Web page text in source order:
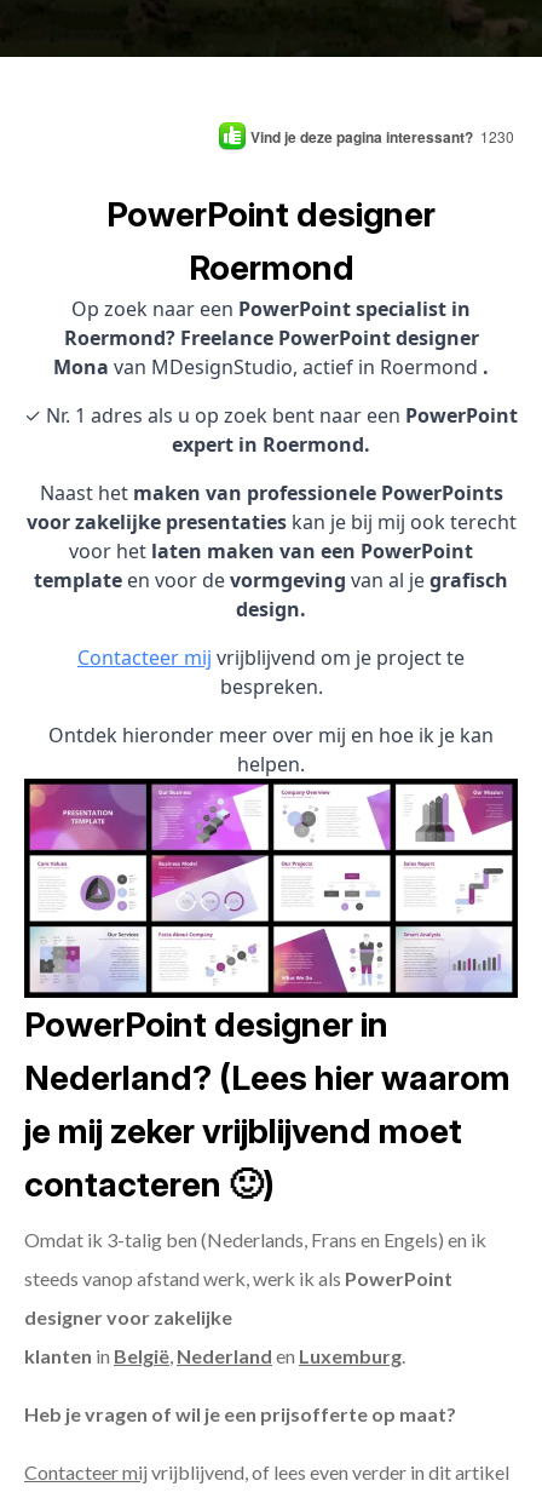
Vind je deze pagina interessant? 1230
PowerPoint designer
Roermond
Op zoek naar een PowerPoint specialist in
Roermond? Freelance PowerPoint designer
Mona van MDesignStudio, actief in Roermond .
✓ Nr. 1 adres als u op zoek bent naar een PowerPoint
expert in Roermond.
Naast het maken van professionele PowerPoints
voor zakelijke presentatieskan je bij mij ook terecht
voor het laten maken van een PowerPoint
template en voor devormgeving van al jegrafisch
design.
Contacteer mij vrijblijvend om je project te
bespreken.
Ontdek hieronder meer over mij en hoe ik je kan
helpen.
PowerPoint designer in
Nederland? (Lees hier waarom
je mij zeker vrijblijvend moet
contacteren 🙂)
Omdat ik 3-talig ben (Nederlands, Frans en Engels) en ik
steeds vanop afstand werk, werk ik als PowerPoint
designer voor zakelijke
klanten in België, Nederland en Luxemburg.
Heb je vragen of wil je een prijsofferte op maat?
Contacteer mij vrijblijvend, of lees even verder in dit artikel